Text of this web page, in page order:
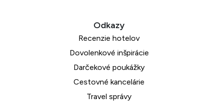
Recenzie hotelov
Dovolenkové inšpirácie
Darčekové poukážky
Cestovné kancelárie
Travel správy